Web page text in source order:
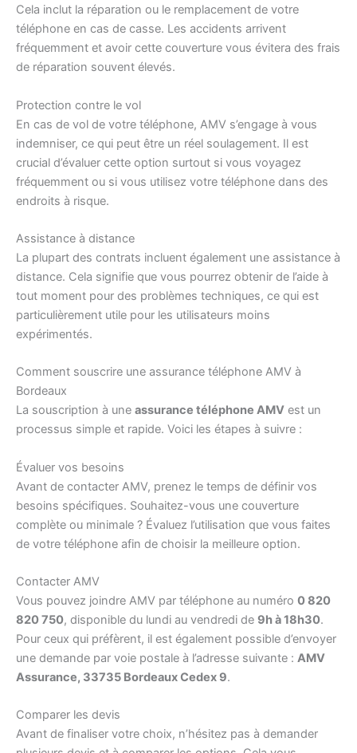
Cela inclut la réparation ou le remplacement de votre
téléphone en cas de casse. Les accidents arrivent
fréquemment et avoir cette couverture vous évitera des frais
de réparation souvent élevés.
Protection contre le vol
En cas de vol de votre téléphone, AMV s’engage à vous
indemniser, ce qui peut être un réel soulagement. Il est
crucial d’évaluer cette option surtout si vous voyagez
fréquemment ou si vous utilisez votre téléphone dans des
endroits à risque.
Assistance à distance
La plupart des contrats incluent également une assistance à
distance. Cela signifie que vous pourrez obtenir de l’aide à
tout moment pour des problèmes techniques, ce qui est
particulièrement utile pour les utilisateurs moins
expérimentés.
Comment souscrire une assurance téléphone AMV à
Bordeaux
La souscription à une assurance téléphone AMV est un
processus simple et rapide. Voici les étapes à suivre :
Évaluer vos besoins
Avant de contacter AMV, prenez le temps de définir vos
besoins spécifiques. Souhaitez-vous une couverture
complète ou minimale ? Évaluez l’utilisation que vous faites
de votre téléphone afin de choisir la meilleure option.
Contacter AMV
Vous pouvez joindre AMV par téléphone au numéro 0 820
820 750, disponible du lundi au vendredi de 9h à 18h30.
Pour ceux qui préfèrent, il est également possible d’envoyer
une demande par voie postale à l’adresse suivante : AMV
Assurance, 33735 Bordeaux Cedex 9.
Comparer les devis
Avant de finaliser votre choix, n’hésitez pas à demander